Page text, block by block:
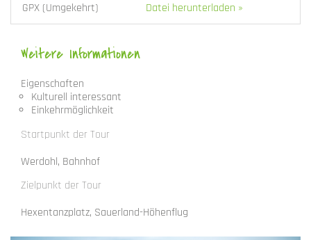
GPX (Umgekehrt)
Datei herunterladen »
Weitere Informationen
Eigenschaften
Kulturell interessant
Einkehrmöglichkeit
Startpunkt der Tour
Werdohl, Bahnhof
Zielpunkt der Tour
Hexentanzplatz, Sauerland-Höhenflug